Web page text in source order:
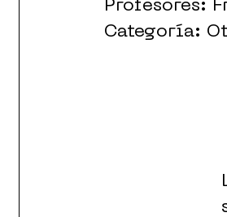
Profesores:
Categoría: